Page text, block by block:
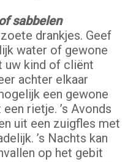
sabbelen
drankjes. Geef
water of gewone
uw kind of cliënt
achter elkaar
een gewone
rietje. ’s Avonds
uit een zuigfles met
’s Nachts kan
op het gebit